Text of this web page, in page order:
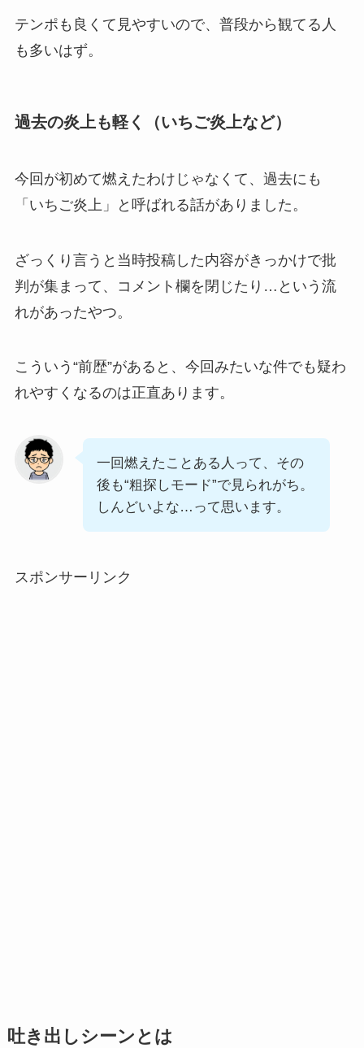
テンポも良くて見やすいので、普段から観てる人
も多いはず。
過去の炎上も軽く（いちご炎上など）
今回が初めて燃えたわけじゃなくて、過去にも
「いちご炎上」と呼ばれる話がありました。
ざっくり言うと当時投稿した内容がきっかけで批
判が集まって、コメント欄を閉じたり…という流
れがあったやつ。
こういう“前歴”があると、今回みたいな件でも疑わ
れやすくなるのは正直あります。
一回燃えたことある人って、その
後も“粗探しモード”で見られがち。
しんどいよな…って思います。
スポンサーリンク
吐き出しシーンとは